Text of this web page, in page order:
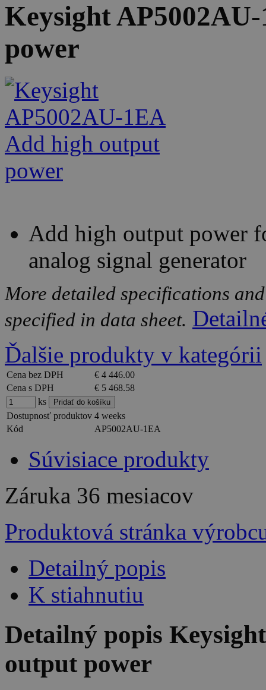
Keysight
power
Add high output power
analog signal generator
More detailed specifications
specified in data sheet.
Ďalšie produkty v kategórii
Cena bez DPH
€ 4 446.00
Cena s DPH
€ 5 468.58
ks
Dostupnosť produktov 4 weeks
Kód
AP5002AU-1EA
Súvisiace produkty
Záruka 36 mesiacov
Produktová stránka
Detailný popis
K stiahnutiu
Detailný popis
output power